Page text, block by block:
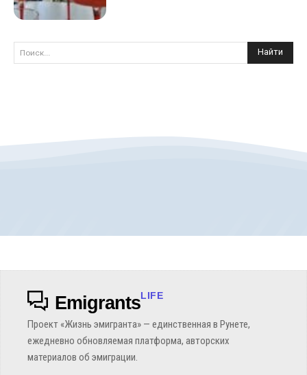
Поиск... Найти
EmigrantsLIFE
Проект «Жизнь эмигранта» — единственная в Рунете,
ежедневно обновляемая платформа, авторских
материалов об эмиграции.